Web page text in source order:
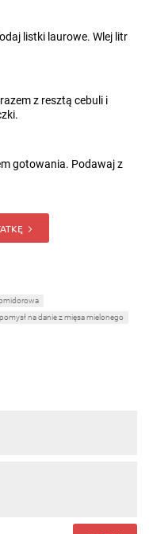
listki laurowe. Wlej litr
z resztą cebuli i
gotowania. Podawaj z
pomysł na danie z mięsa mielonego